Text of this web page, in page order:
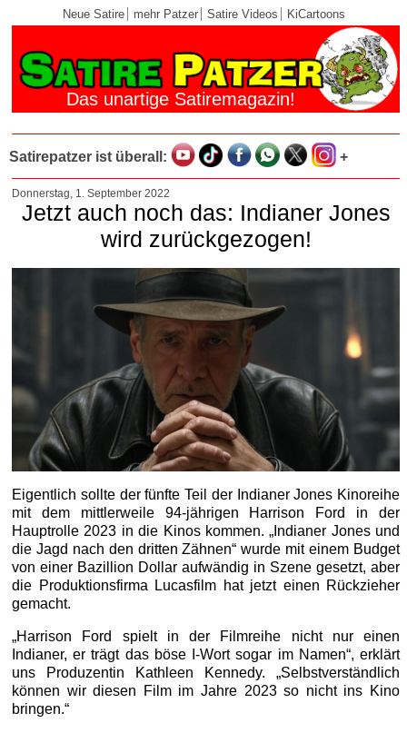
Neue Satire mehr Patzer Satire Videos KiCartoons
Das unartige Satiremagazin!
Satirepatzer ist überall: +
Donnerstag, 1. September 2022
Jetzt auch noch das: Indianer Jones
wird zurückgezogen!
Eigentlich sollte der fünfte Teil der Indianer Jones Kinoreihe
mit dem mittlerweile 94-jährigen Harrison Ford in der
Hauptrolle 2023 in die Kinos kommen. „Indianer Jones und
die Jagd nach den dritten Zähnen“ wurde mit einem Budget
von einer Bazillion Dollar aufwändig in Szene gesetzt, aber
die Produktionsfirma Lucasfilm hat jetzt einen Rückzieher
gemacht.
„Harrison Ford spielt in der Filmreihe nicht nur einen
Indianer, er trägt das böse I-Wort sogar im Namen“, erklärt
uns Produzentin Kathleen Kennedy. „Selbstverständlich
können wir diesen Film im Jahre 2023 so nicht ins Kino
bringen.“